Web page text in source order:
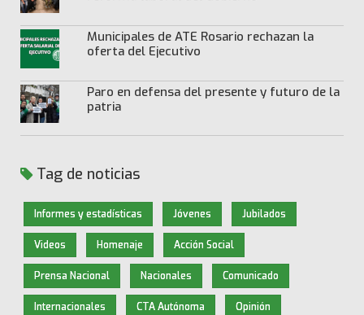
Municipales de ATE Rosario rechazan la
oferta del Ejecutivo
Paro en defensa del presente y futuro de la
patria
Tag de noticias
Informes y estadísticas Jóvenes Jubilados
Videos Homenaje Acción Social
Prensa Nacional Nacionales Comunicado
Internacionales CTA Autónoma Opinión